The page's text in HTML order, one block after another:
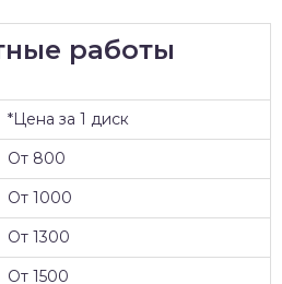
работы
*Цена за 1 диск
От 800
От 1000
От 1300
От 1500